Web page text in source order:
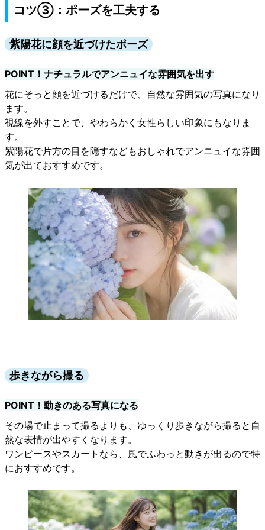
コツ③：ポーズを工夫する
紫陽花に顔を近づけたポーズ
POINT！ナチュラルでアンニュイな雰囲気を出す
花にそっと顔を近づけるだけで、自然な雰囲気の写真になり
ます。
視線を外すことで、やわらかく女性らしい印象にもなりま
す。
紫陽花で片方の目を隠すなどもおしゃれでアンニュイな雰囲
気が出ておすすめです。
歩きながら撮る
POINT！動きのある写真になる
その場で止まって撮るよりも、ゆっくり歩きながら撮ると自
然な表情が出やすくなります。
ワンピースやスカートなら、風でふわっと動きが出るので特
におすすめです。